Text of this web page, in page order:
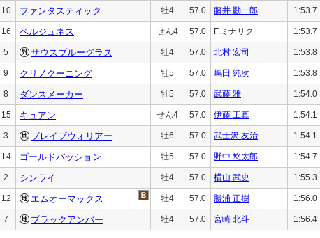
10 ファンタスティック 牡4 57.0 藤井 勘一郎 1:53.7
16 ベルジュネス せん4 57.0 F.ミナリク 1:53.7
5 サウスブルーグラス 牡4 57.0 北村 宏司 1:53.8
9 クリノクーニング 牡5 57.0 嶋田 純次 1:53.8
8 ダンスメーカー 牡5 57.0 武藤 雅 1:54.0
15 キュアン せん4 57.0 伊藤 工真 1:54.1
3 ブレイブウォリアー 牡6 57.0 武士沢 友治 1:54.1
14 ゴールドパッション 牡5 57.0 野中 悠太郎 1:54.7
2 シンライ 牡4 57.0 横山 武史 1:55.3
12 エムオーマックス 牡4 57.0 勝浦 正樹 1:56.0
7 ブラックアンバー 牡4 57.0 宮崎 北斗 1:56.4